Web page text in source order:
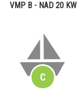
VMP B - NAD 20 KW